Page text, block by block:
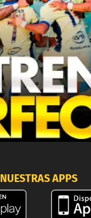
NUESTRAS APPS